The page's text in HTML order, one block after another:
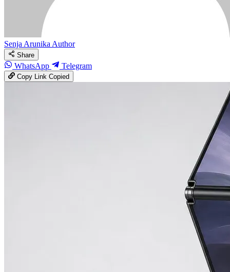
Senja ArunikaAuthor
Share
WhatsApp Telegram
Copy LinkCopied